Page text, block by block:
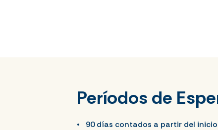
Períodos de
90 días contados a partir del